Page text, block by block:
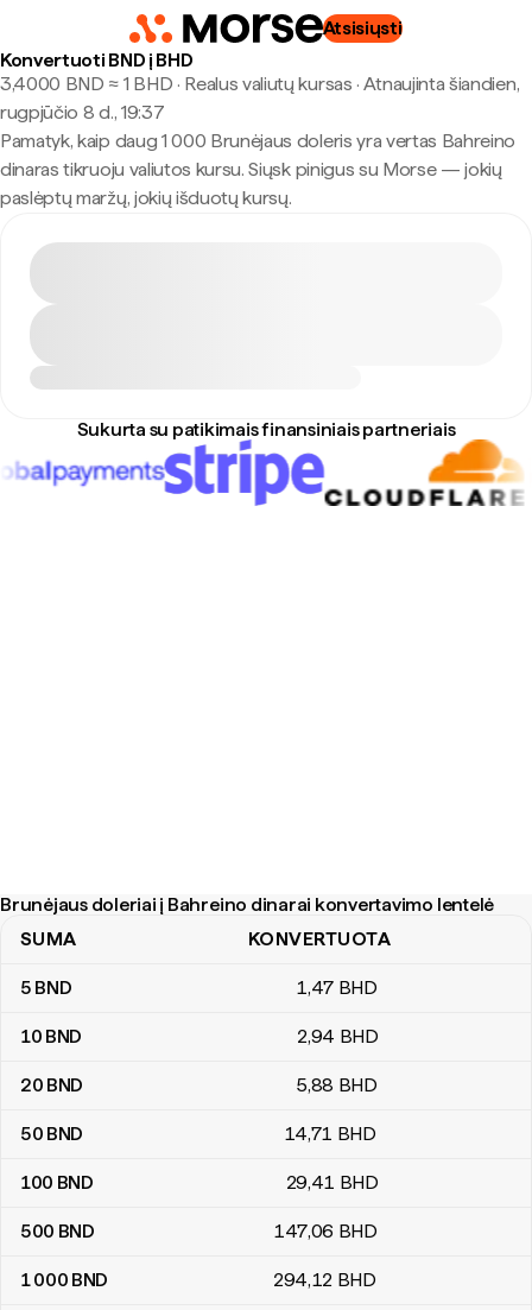
Atsisiųsti
Konvertuoti BND į BHD
3,4000 BND ≈ 1 BHD · Realus valiutų kursas · Atnaujinta šiandien,
rugpjūčio 8 d., 19:37
Pamatyk, kaip daug 1 000 Brunėjaus doleris yra vertas Bahreino
dinaras tikruoju valiutos kursu. Siųsk pinigus su Morse — jokių
paslėptų maržų, jokių išduotų kursų.
Sukurta su patikimais finansiniais partneriais
Brunėjaus doleriai į Bahreino dinarai konvertavimo lentelė
Brunėjaus doleriai į Bahreino dinarai konvertavimo lentelė
SUMA KONVERTUOTA
5 BND 1,47 BHD
10 BND 2,94 BHD
20 BND 5,88 BHD
50 BND 14,71 BHD
100 BND 29,41 BHD
500 BND 147,06 BHD
1 000 BND 294,12 BHD